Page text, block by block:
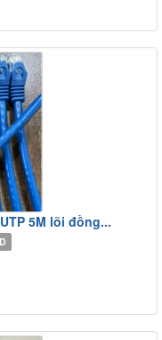
UTP 5M lõi đồng...